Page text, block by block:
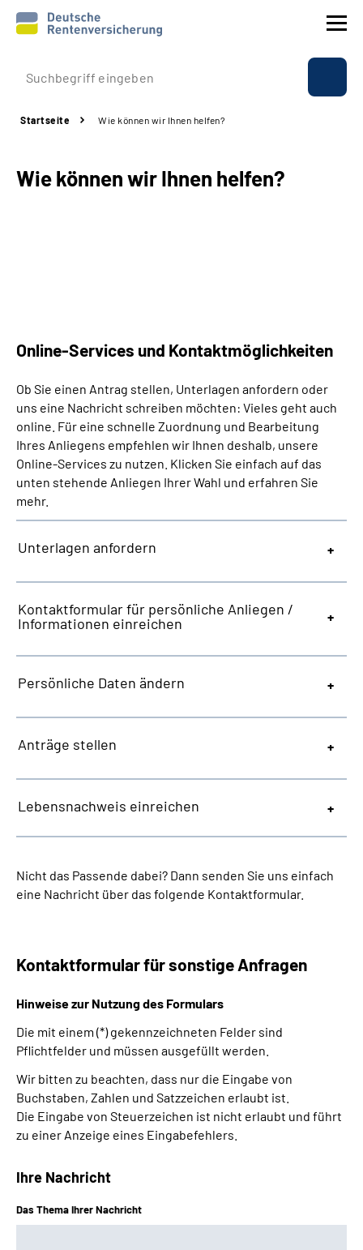
Prävention
Rente
Online-Services
Suche
Language
Inhalte in Gebärdensprache (DGS)
Mein Kundenportal
Startseite Wie können wir Ihnen helfen?
Wie können wir Ihnen helfen?
Online-Services und Kontaktmöglichkeiten
Ob Sie einen Antrag stellen, Unterlagen anfordern oder
uns eine Nachricht schreiben möchten: Vieles geht auch
online. Für eine schnelle Zuordnung und Bearbeitung
Ihres Anliegens empfehlen wir Ihnen deshalb, unsere
Online-Services zu nutzen. Klicken Sie einfach auf das
unten stehende Anliegen Ihrer Wahl und erfahren Sie
mehr.
Unterlagen anfordern
Kontaktformular für persönliche Anliegen /
Informationen einreichen
Persönliche Daten ändern
Anträge stellen
Lebensnachweis einreichen
Nicht das Passende dabei? Dann senden Sie uns einfach
eine Nachricht über das folgende Kontaktformular.
Kontaktformular für sonstige Anfragen
Hinweise zur Nutzung des Formulars
Die mit einem (*) gekennzeichneten Felder sind
Pflichtfelder und müssen ausgefüllt werden.
Wir bitten zu beachten, dass nur die Eingabe von
Buchstaben, Zahlen und Satzzeichen erlaubt ist.
Die Eingabe von Steuerzeichen ist nicht erlaubt und führt
zu einer Anzeige eines Eingabefehlers.
Ihre Nachricht
Das Thema Ihrer Nachricht